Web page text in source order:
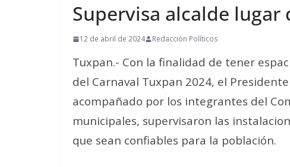
Supervisa alcalde lugar
12 de abril de 2024 Redacción Políticos
Tuxpan.- Con la finalidad de tener
del Carnaval Tuxpan 2024, el
acompañado por los integrantes del
municipales, supervisaron las
que sean confiables para la población.